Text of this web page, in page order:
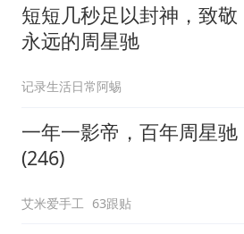
短短几秒足以封神，致敬
永远的周星驰
记录生活日常阿蜴
一年一影帝，百年周星驰
(246)
艾米爱手工 63跟贴